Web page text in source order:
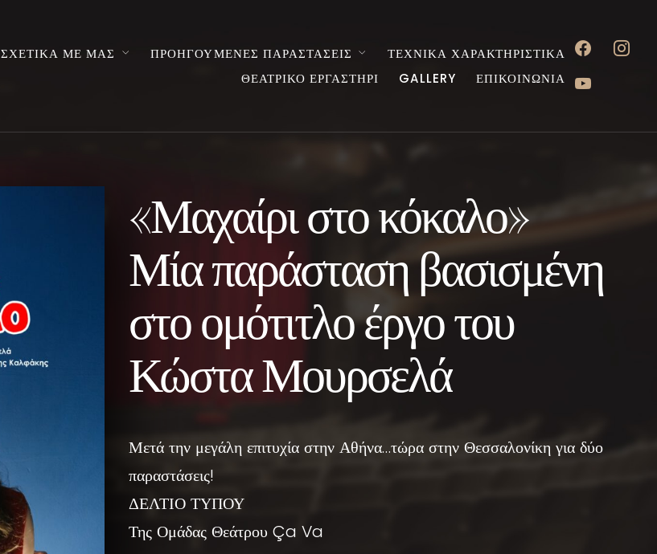
ΣΧΕΤΙΚΑ ΜΕ ΜΑΣ ΠΡΟΗΓΟΥΜΕΝΕΣ ΠΑΡΑΣΤΑΣΕΙΣ
ΤΕΧΝΙΚΑ ΧΑΡΑΚΤΗΡΙΣΤΙΚΑ
ΘΕΑΤΡΙΚΟ ΕΡΓΑΣΤΗΡΙ
GALLERY ΕΠΙΚΟΙΝΩΝΙΑ
facebook
youtube
«Μαχαίρι στο κόκαλο»
Μία παράσταση βασισμένη
στο ομότιτλο έργο του
Κώστα Μουρσελά
Μετά την μεγάλη επιτυχία στην Αθήνα…τώρα στην Θεσσαλονίκη για δύο
παραστάσεις!
ΔΕΛΤΙΟ ΤΥΠΟΥ
Της Ομάδας Θεάτρου Ça Va